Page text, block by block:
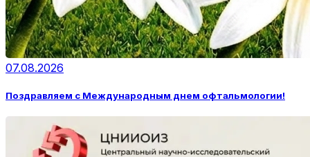
07.08.2026
Поздравляем с Международным днем офтальмологии!